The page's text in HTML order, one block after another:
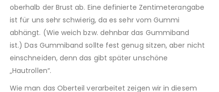
oberhalb der Brust ab. Eine definierte Zentimeterangabe
ist für uns sehr schwierig, da es sehr vom Gummi
abhängt. (Wie weich bzw. dehnbar das Gummiband
ist.) Das Gummiband sollte fest genug sitzen, aber nicht
einschneiden, denn das gibt später unschöne
„Hautrollen“.
Wie man das Oberteil verarbeitet zeigen wir in diesem